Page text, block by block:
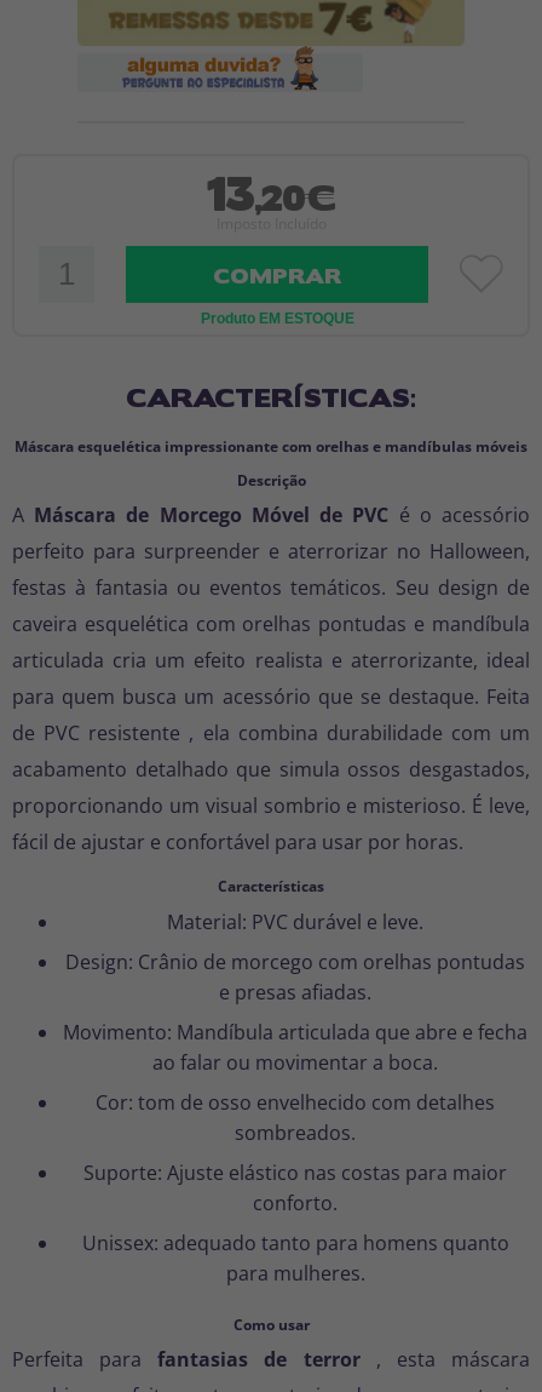
13,20€
COMPRAR
Produto EM ESTOQUE
CARACTERÍSTICAS:
Máscara esquelética impressionante com orelhas e mandíbulas móveis
Descrição
A Máscara de Morcego Móvel de PVC é o acessório
perfeito para surpreender e aterrorizar no Halloween,
festas à fantasia ou eventos temáticos. Seu design de
caveira esquelética com orelhas pontudas e mandíbula
articulada cria um efeito realista e aterrorizante, ideal
para quem busca um acessório que se destaque. Feita
de PVC resistente , ela combina durabilidade com um
acabamento detalhado que simula ossos desgastados,
proporcionando um visual sombrio e misterioso. É leve,
fácil de ajustar e confortável para usar por horas.
Características
Material: PVC durável e leve.
Design: Crânio de morcego com orelhas pontudas
e presas afiadas.
Movimento: Mandíbula articulada que abre e fecha
ao falar ou movimentar a boca.
Cor: tom de osso envelhecido com detalhes
sombreados.
Suporte: Ajuste elástico nas costas para maior
conforto.
Unissex: adequado tanto para homens quanto
para mulheres.
Como usar
Perfeita parafantasias de terror, esta máscara